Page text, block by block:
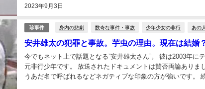
2023年9月3日
珍事件 身内の悲劇 数奇な事件・事故 少年少女の非行 あの
安井雄太の犯罪と事故。芋虫の理由。現在は結婚
今でもネット上で話題となる”安井雄太さん”。 彼は2003年に
元非行少年です。 放送されたドキュメントは賛否両論ありま
うあだ名で呼ばれるなどネガティブな印象の方が強いです。